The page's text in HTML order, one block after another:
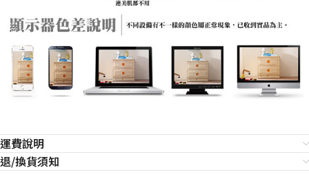
運費說明
退/換貨須知